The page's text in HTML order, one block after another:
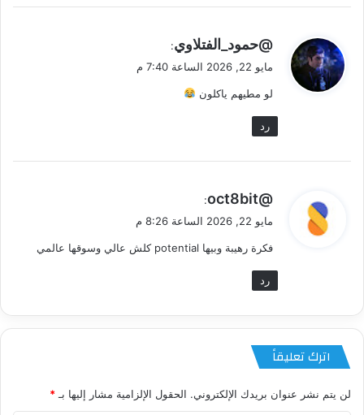
ي
ل
@حمود_الفتلاوي:
مايو 22, 2026 الساعة 7:40 م
لو مطيهم ياكلون
رد
ي
ل
@oct8bit
:
مايو 22, 2026 الساعة 8:26 م
فكرة رهيبة وبيها potential كلش عالي وسوقها عالمي
رد
اترك تعليقاً
لن يتم نشر عنوان بريدك الإلكتروني. الحقول الإلزامية مشار إليها بـ *